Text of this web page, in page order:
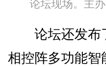
论坛现场。主
论坛还发布
相控阵多功能智